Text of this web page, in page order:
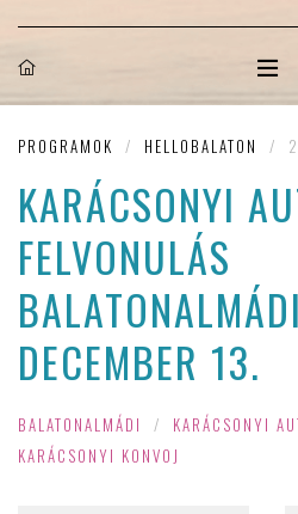
PROGRAMOK / HELLOBALATON /
KARÁCSONYI
FELVONULÁS
DECEMBER 13.
BALATONALMÁDI / KARÁCSONYI
KARÁCSONYI KONVOJ